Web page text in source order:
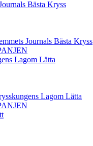
Journals Bästa Kryss
Lagom Lätta